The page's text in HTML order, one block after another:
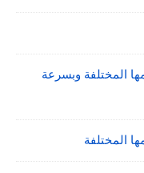
المختلفة وبسرعة
المختلفة